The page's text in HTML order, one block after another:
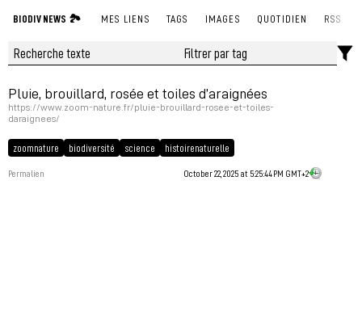
BIODIV NEWS 🏞 MES LIENS TAGS IMAGES QUOTIDIEN RSS
Pluie, brouillard, rosée et toiles d’araignées
https://www.zoom-nature.fr/pluie-brouillard-rosee-et-toiles-
daraignees/
zoomnature biodiversité science histoirenaturelle
Permalien October 22, 2025 at 5:25:44 PM GMT+2